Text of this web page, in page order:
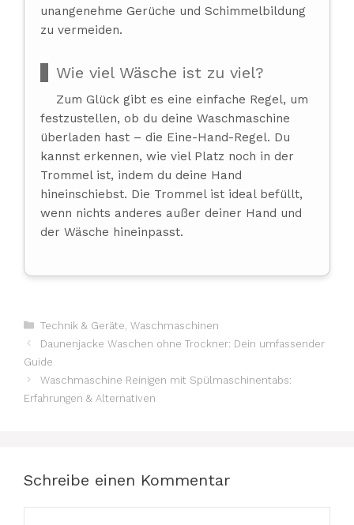
unangenehme Gerüche und Schimmelbildung
zu vermeiden.
Wie viel Wäsche ist zu viel?
Zum Glück gibt es eine einfache Regel, um
festzustellen, ob du deine Waschmaschine
überladen hast – die Eine-Hand-Regel. Du
kannst erkennen, wie viel Platz noch in der
Trommel ist, indem du deine Hand
hineinschiebst. Die Trommel ist ideal befüllt,
wenn nichts anderes außer deiner Hand und
der Wäsche hineinpasst.
Kategorien
Technik & Geräte Waschmaschinen
Daunenjacke Waschen ohne Trockner: Dein umfassender
Guide
Waschmaschine Reinigen mit Spülmaschinentabs:
Erfahrungen & Alternativen
Schreibe einen Kommentar